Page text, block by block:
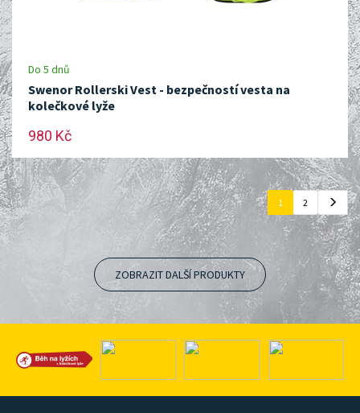
Do 5 dnů
Swenor Rollerski Vest - bezpečností vesta na
kolečkové lyže
980 Kč
1 2
ZOBRAZIT DALŠÍ PRODUKTY